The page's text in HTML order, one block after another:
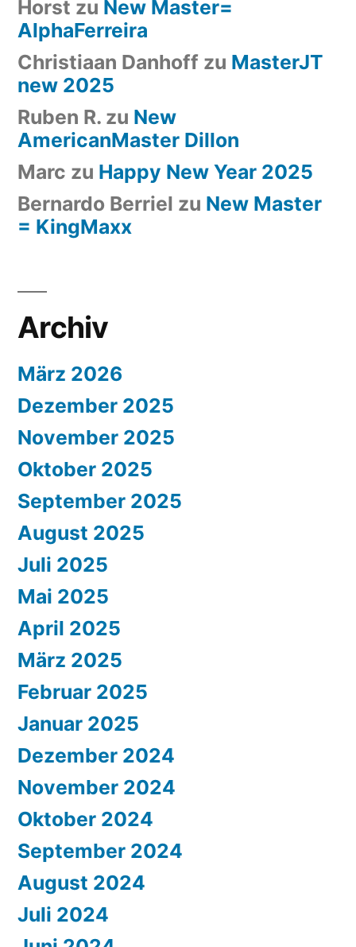
Horst zu New Master=
AlphaFerreira
Christiaan Danhoff zu MasterJT
new 2025
Ruben R. zu New
AmericanMaster Dillon
Marc zu Happy New Year 2025
Bernardo Berriel zu New Master
= KingMaxx
Archiv
März 2026
Dezember 2025
November 2025
Oktober 2025
September 2025
August 2025
Juli 2025
Mai 2025
April 2025
März 2025
Februar 2025
Januar 2025
Dezember 2024
November 2024
Oktober 2024
September 2024
August 2024
Juli 2024